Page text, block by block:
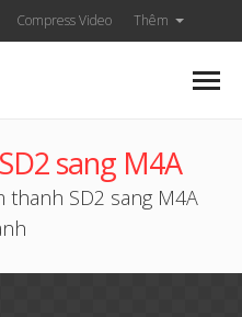
Compress Video Thêm
sang M4A
thanh SD2 sang M4A